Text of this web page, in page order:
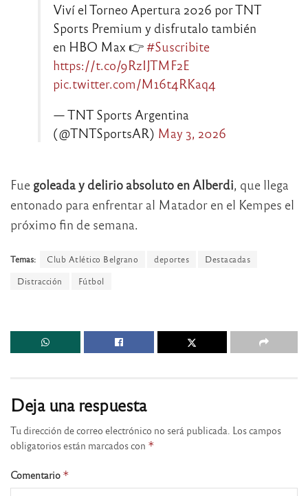
Viví el Torneo Apertura 2026 por TNT
Sports Premium y disfrutalo también
en HBO Max 👉#Suscribite
https://t.co/9RzIJTMF2E
pic.twitter.com/M16t4RKaq4
— TNT Sports Argentina
(@TNTSportsAR) May 3, 2026
Fue goleada y delirio absoluto en Alberdi, que llega
entonado para enfrentar al Matador en el Kempes el
próximo fin de semana.
Temas: Club Atlético Belgrano deportes
Destacadas
Distracción
Fútbol
Deja una respuesta
Tu dirección de correo electrónico no será publicada. Los campos
obligatorios están marcados con *
Comentario *